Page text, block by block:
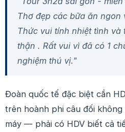
Thơ đẹp các bữa ăn ngon
Thức vui tính nhiệt tình và
thận . Rất vui vì đã có 1
nghiệm thú vị."
Đoàn quốc tế đặc biệt cần
trên hoành phi câu đối
máy — phải có HDV biết cả